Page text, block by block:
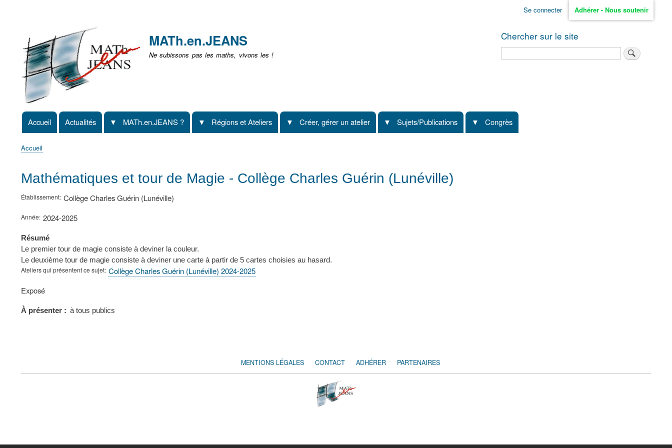
non
identifié
Se connecter Adhérer - Nous soutenir
MATh.en.JEANS
Ne subissons pas les maths, vivons les !
Chercher sur le site
Navigation
principale
Accueil Actualités MATh.en.JEANS ? Régions et Ateliers Créer, gérer un atelier Sujets/Publications Congrès
d'Ariane
Accueil
Mathématiques et tour de Magie - Collège Charles Guérin (Lunéville)
Établissement Collège Charles Guérin (Lunéville)
Année 2024-2025
Résumé
Le premier tour de magie consiste à deviner la couleur.
Le deuxième tour de magie consiste à deviner une carte à partir de 5 cartes choisies au hasard.
Ateliers qui présentent ce sujet Collège Charles Guérin (Lunéville) 2024-2025
Type
présentation
Exposé
À présenter à tous publics
FOOTER
MENTIONS LÉGALES CONTACT ADHÉRER PARTENAIRES